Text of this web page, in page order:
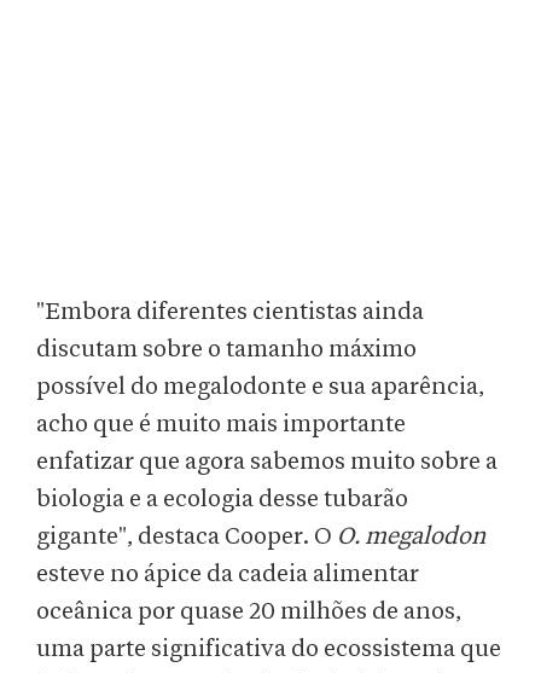
"Embora diferentes cientistas ainda
discutam sobre o tamanho máximo
possível do megalodonte e sua aparência,
acho que é muito mais importante
enfatizar que agora sabemos muito sobre a
biologia e a ecologia desse tubarão
gigante", destaca Cooper. O O. megalodon
esteve no ápice da cadeia alimentar
oceânica por quase 20 milhões de anos,
uma parte significativa do ecossistema que